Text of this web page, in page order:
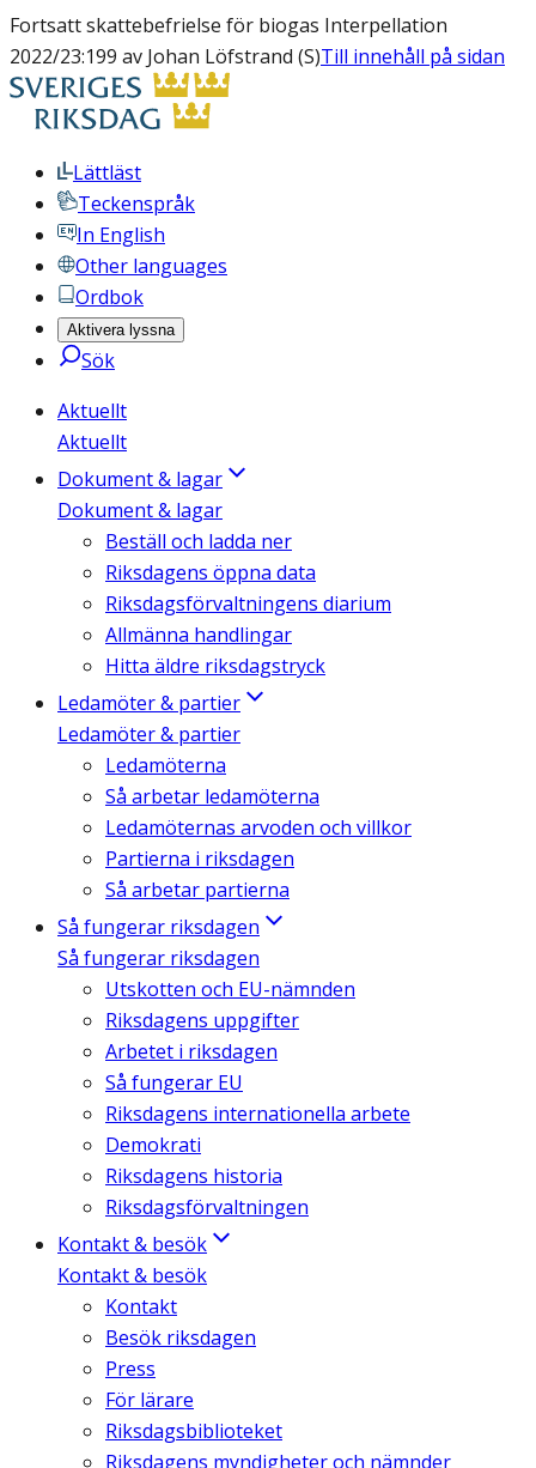
Fortsatt skattebefrielse för biogas Interpellation
2022/23:199 av Johan Löfstrand (S)Till innehåll på sidan
Lättläst
Teckenspråk
In English
Other languages
Ordbok
Aktivera lyssna
Sök
Aktuellt
Aktuellt
Dokument & lagar
Dokument & lagar
Beställ och ladda ner
Riksdagens öppna data
Riksdagsförvaltningens diarium
Allmänna handlingar
Hitta äldre riksdagstryck
Ledamöter & partier
Ledamöter & partier
Ledamöterna
Så arbetar ledamöterna
Ledamöternas arvoden och villkor
Partierna i riksdagen
Så arbetar partierna
Så fungerar riksdagen
Så fungerar riksdagen
Utskotten och EU-nämnden
Riksdagens uppgifter
Arbetet i riksdagen
Så fungerar EU
Riksdagens internationella arbete
Demokrati
Riksdagens historia
Riksdagsförvaltningen
Kontakt & besök
Kontakt & besök
Kontakt
Besök riksdagen
Press
För lärare
Riksdagsbiblioteket
Riksdagens myndigheter och nämnder